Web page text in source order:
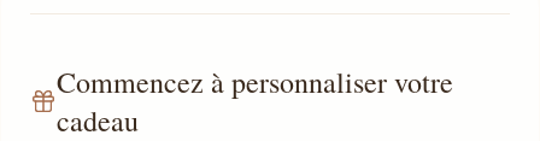
Commencez à personnaliser votre
cadeau